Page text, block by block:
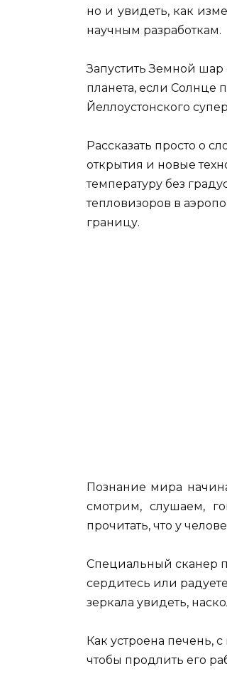
но и увидеть, как
научным разработкам.
Запустить Земной
планета, если Солнце
Йеллоустонского
Рассказать просто о
открытия и новые
температуру без
тепловизоров в
границу.
Познание мира
смотрим, слушаем,
прочитать, что у
Специальный сканер
сердитесь или
зеркала увидеть,
Как устроена печень,
чтобы продлить его